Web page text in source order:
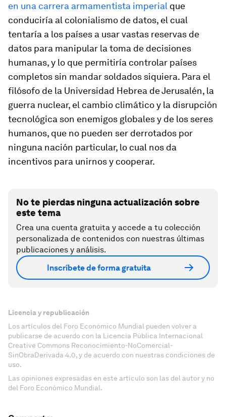
en una carrera armamentista imperial que
conduciría al colonialismo de datos, el cual
tentaría a los países a usar vastas reservas de
datos para manipular la toma de decisiones
humanas, y lo que permitiría controlar países
completos sin mandar soldados siquiera. Para el
filósofo de la Universidad Hebrea de Jerusalén, la
guerra nuclear, el cambio climático y la disrupción
tecnológica son enemigos globales y de los seres
humanos, que no pueden ser derrotados por
ninguna nación particular, lo cual nos da
incentivos para unirnos y cooperar.
No te pierdas ninguna actualización sobre
este tema
Crea una cuenta gratuita y accede a tu colección
personalizada de contenidos con nuestras últimas
publicaciones y análisis.
Inscríbete de forma gratuita
Licencia y republicación
Los artículos del Foro Económico Mundial pueden volver a
publicarse de acuerdo con la Licencia Pública Internacional
Creative Commons Reconocimiento-NoComercial-
SinObraDerivada 4.0, y de acuerdo con nuestras condiciones de
uso.
Las opiniones expresadas en este artículo son las del autor y no
del Foro Económico Mundial.